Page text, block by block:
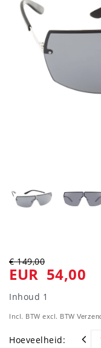
€ 149,00
EUR 54,00
Inhoud 1
Incl. BTW excl. BTW
Hoeveelheid: